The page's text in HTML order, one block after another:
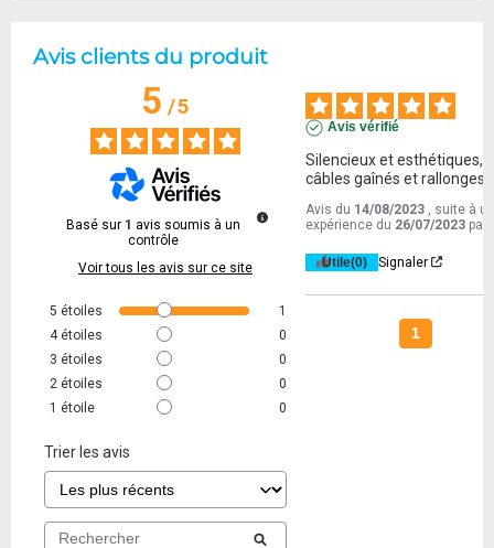
Avis clients du produit
5/5
Basé sur 1 avis soumis à un
contrôle
Voir tous les avis sur ce site
5 étoiles
1
4 étoiles
0
3 étoiles
0
2 étoiles
0
1 étoile 0
Trier les avis
Avis vérifié
Silencieux et esthétiques,
câbles gaînés et rallonges
Avis du 14/08/2023
, suite à
expérience du 26/07/2023 par
Utile(0) Signaler
1